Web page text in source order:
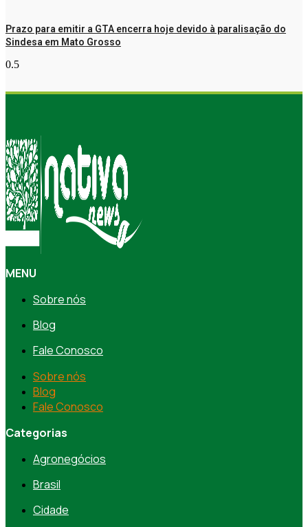
Prazo para emitir a GTA encerra hoje devido à paralisação do
Sindesa em Mato Grosso
MENU
Sobre nós
Blog
Fale Conosco
Sobre nós
Blog
Fale Conosco
Categorias
Agronegócios
Brasil
Cidade